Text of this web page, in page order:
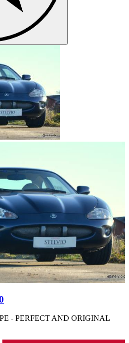
- PERFECT AND ORIGINAL